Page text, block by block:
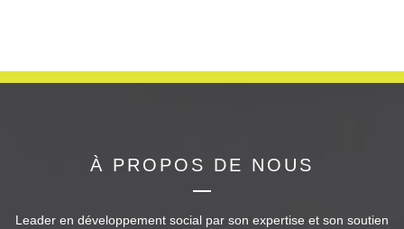
À PROPOS DE NOUS
Leader en développement social par son expertise et son soutien